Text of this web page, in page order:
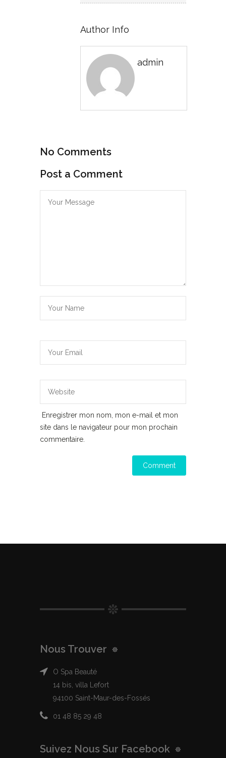
Author Info
admin
No Comments
Post a Comment
Enregistrer mon nom, mon e-mail et mon
site dans le navigateur pour mon prochain
commentaire.
Nous Trouver
O Spa Beauté
14 bis, villa Lefort
94100 Saint-Maur-des-Fossés
01 48 85 29 48
Suivez Nous Sur Facebook